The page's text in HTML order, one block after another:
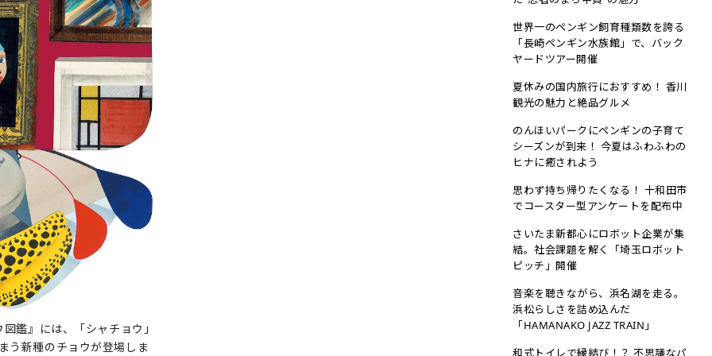
鑑』には、「シャチョウ」
う新種のチョウが登場しま
世界一のペンギン飼育種類数を誇る
「長崎ペンギン水族館」で、バック
ヤードツアー開催
夏休みの国内旅行におすすめ！ 香川
観光の魅力と絶品グルメ
のんほいパークにペンギンの子育て
シーズンが到来！ 今夏はふわふわの
ヒナに癒されよう
思わず持ち帰りたくなる！ 十和田市
でコースター型アンケートを配布中
さいたま新都心にロボット企業が集
結。社会課題を解く「埼玉ロボット
ピッチ」開催
音楽を聴きながら、浜名湖を走る。
浜松らしさを詰め込んだ
「HAMANAKO JAZZ TRAIN」
和式トイレで縁結び！？ 不思議なパ